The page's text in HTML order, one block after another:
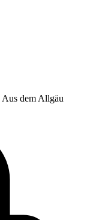
Aus dem Allgäu